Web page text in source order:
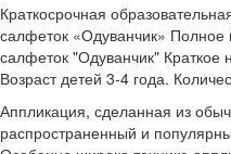
Краткосрочная
салфеток «Одуванчик»
салфеток "Одуванчик" Краткое
Возраст детей 3-4 года.
Аппликация, сделанная из
распространенный и